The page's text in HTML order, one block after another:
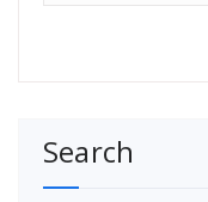
Search